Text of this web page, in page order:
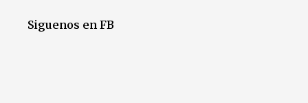
Siguenos en FB